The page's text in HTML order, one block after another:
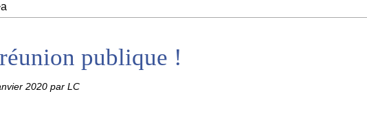
publique !
2020 par LC